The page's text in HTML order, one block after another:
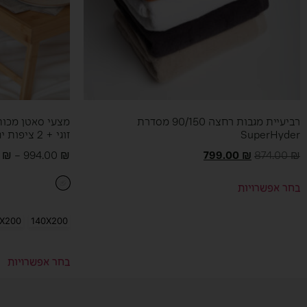
רביעיית מגבות רחצה 90/150 מסדרת
SuperHyder
874.00₪
799.00 ₪
בחר אפשרויות
זוגי + 2 ציפות יחיד
994.00 ₪
–
₪
140X200
בחר אפשרויות